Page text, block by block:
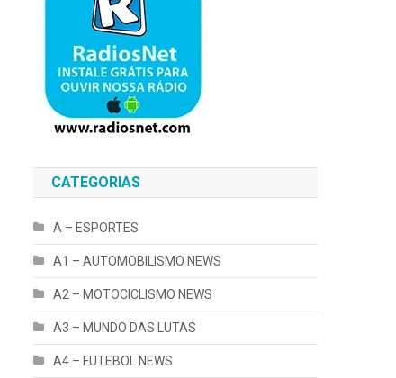
CATEGORIAS
A – ESPORTES
A1 – AUTOMOBILISMO NEWS
A2 – MOTOCICLISMO NEWS
A3 – MUNDO DAS LUTAS
A4 – FUTEBOL NEWS